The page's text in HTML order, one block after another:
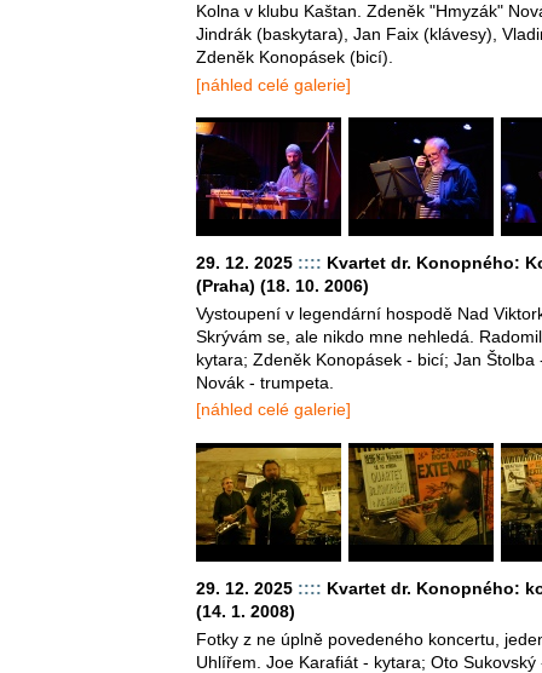
Kolna v klubu Kaštan. Zdeněk "Hmyzák"
Jindrák (baskytara), Jan Faix (klávesy),
Zdeněk Konopásek (bicí).
[náhled celé galerie]
29. 12. 2025 :::: Kvartet dr. Konopného:
(Praha) (18. 10. 2006)
Vystoupení v legendární hospodě Nad
Skrývám se, ale nikdo mne nehledá.
kytara; Zdeněk Konopásek - bicí; Jan Štolba
Novák - trumpeta.
[náhled celé galerie]
29. 12. 2025 :::: Kvartet dr. Konopného:
(14. 1. 2008)
Fotky z ne úplně povedeného koncertu,
Uhlířem. Joe Karafiát - kytara; Oto